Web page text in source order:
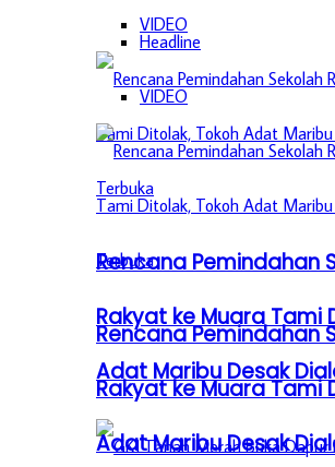
VIDEO
Rencana Pemindahan
Rakyat ke Muara Tami
Adat Maribu Desak
Headline
VIDEO
Rencana Pemindahan
Rakyat ke Muara Tami
Adat Maribu Desak